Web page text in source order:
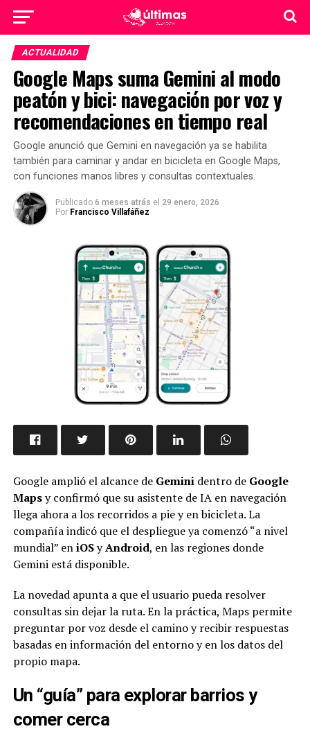
ACTUALIDAD
Google Maps suma Gemini al modo
peatón y bici: navegación por voz y
recomendaciones en tiempo real
Google anunció que Gemini en navegación ya se habilita
también para caminar y andar en bicicleta en Google Maps,
con funciones manos libres y consultas contextuales.
Publicado 6 meses atrás el 29 enero, 2026
Por Francisco Villafáñez
Google amplió el alcance de Geminidentro de Google
Mapsy confirmó que su asistente de IA en navegación
llega ahora a los recorridos a pie y en bicicleta. La
compañía indicó que el despliegue ya comenzó “a nivel
mundial” eniOSyAndroid, en las regiones donde
Gemini está disponible.
La novedad apunta a que el usuario pueda resolver
consultas sin dejar la ruta. En la práctica, Maps permite
preguntar por voz desde el camino y recibir respuestas
basadas en información del entorno y en los datos del
propio mapa.
Un “guía” para explorar barrios y
comer cerca